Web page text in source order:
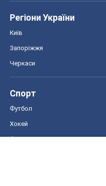
Регіони України
Київ
Запоріжжя
Черкаси
Спорт
Футбол
Хокей
Формула-1